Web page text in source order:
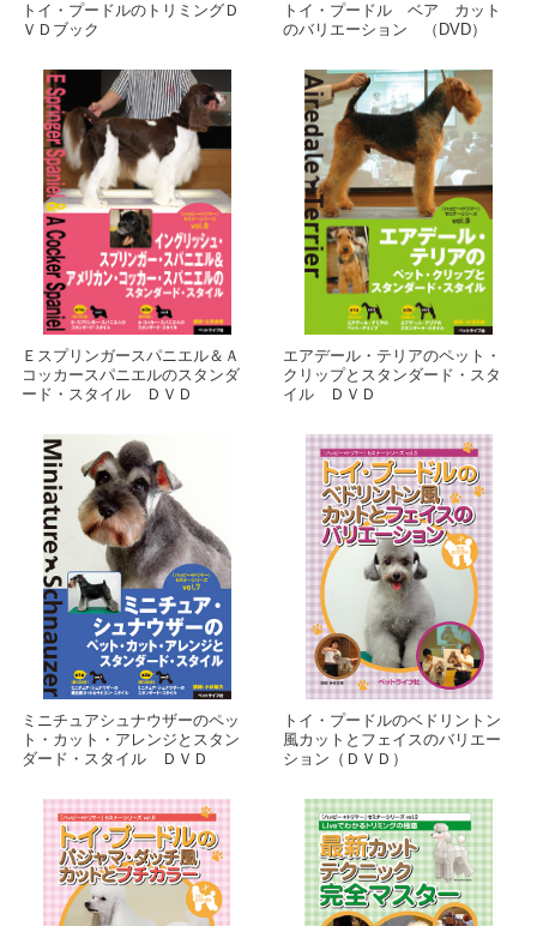
トイ・プードルのトリミングＤ
ＶＤブック
トイ・プードル ベア カット
のバリエーション （DVD）
Ｅスプリンガースパニエル＆Ａ
コッカースパニエルのスタンダ
ード・スタイル ＤＶＤ
エアデール・テリアのペット・
クリップとスタンダード・スタ
イル ＤＶＤ
ミニチュアシュナウザーのペッ
ト・カット・アレンジとスタン
ダード・スタイル ＤＶＤ
トイ・プードルのベドリントン
風カットとフェイスのバリエー
ション（ＤＶＤ）